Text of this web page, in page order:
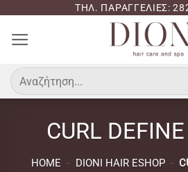
περιεχόμενο
ΤΗΛ. ΠΑΡΑΓΓΕΛΙΕΣ:
Αναζήτηση
για:
CURL
HOME - DIONI HAIR ESHOP -